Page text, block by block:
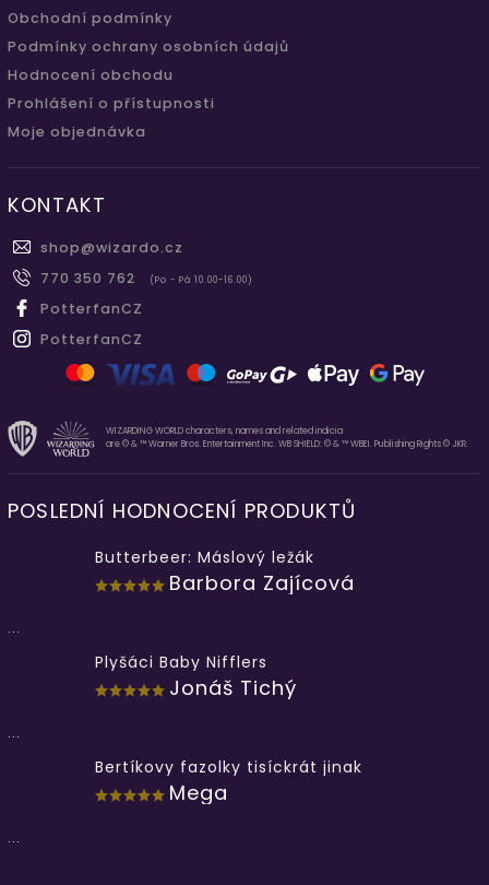
Obchodní podmínky
Podmínky ochrany osobních údajů
Hodnocení obchodu
Prohlášení o přístupnosti
Moje objednávka
KONTAKT
shop@wizardo.cz
770 350 762
(Po - Pá 10.00-16.00)
PotterfanCZ
PotterfanCZ
WIZARDING WORLD characters, names and related indicia
are © & ™ Warner Bros. Entertainment Inc. WB SHIELD: © & ™ WBEI. Publishing Rights © JKR.
POSLEDNÍ HODNOCENÍ PRODUKTŮ
Butterbeer: Máslový ležák
Barbora Zajícová
...
Plyšáci Baby Nifflers
Jonáš Tichý
...
Bertíkovy fazolky tisíckrát jinak
Mega
...